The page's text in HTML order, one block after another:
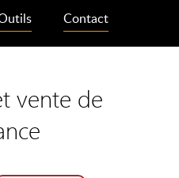
Contact
vente de